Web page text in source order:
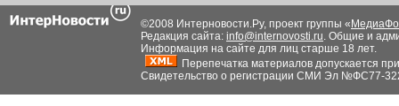
©2008 Интерновости.Ру, проект группы «
Редакция сайта: info@internovosti.ru. Общие и
Информация на сайте для лиц старше 18 лет.
Перепечатка материалов допускается
Свидетельство о регистрации СМИ Эл №ФС77-